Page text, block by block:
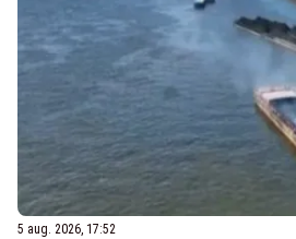
5 aug. 2026, 17:52